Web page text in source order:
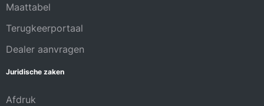
Maattabel
Terugkeerportaal
Dealer aanvragen
Juridische zaken
Afdruk